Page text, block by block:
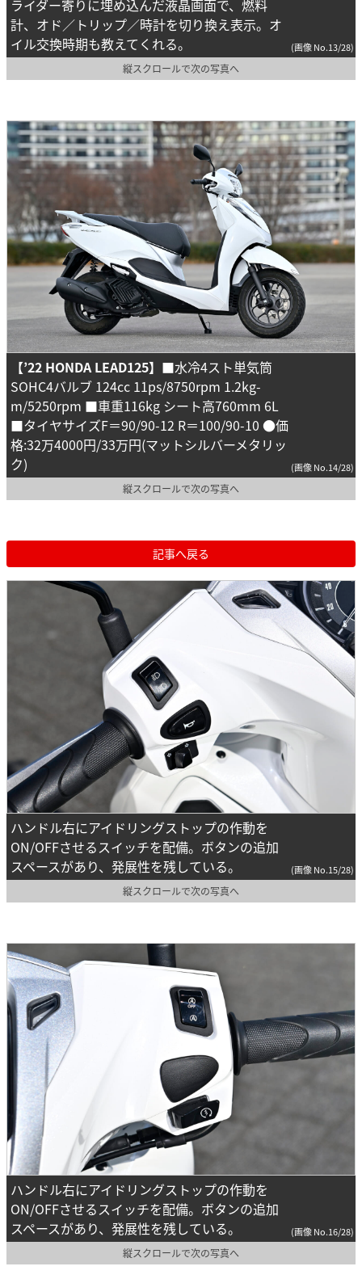
ライダー寄りに埋め込んだ液晶画面で、燃料
計、オド／トリップ／時計を切り換え表示。オ
イル交換時期も教えてくれる。
(画像 No.13/28)
縦スクロールで次の写真へ
【’22 HONDA LEAD125】 ■水冷4スト単気筒
SOHC4バルブ 124cc 11ps/8750rpm 1.2kg-
m/5250rpm ■車重116kg シート高760mm 6L
■タイヤサイズF＝90/90-12 R＝100/90-10 ●価
格:32万4000円/33万円(マットシルバーメタリッ
ク)
(画像 No.14/28)
縦スクロールで次の写真へ
記事へ戻る
ハンドル右にアイドリングストップの作動を
ON/OFFさせるスイッチを配備。ボタンの追加
スペースがあり、発展性を残している。
(画像 No.15/28)
縦スクロールで次の写真へ
ハンドル右にアイドリングストップの作動を
ON/OFFさせるスイッチを配備。ボタンの追加
スペースがあり、発展性を残している。
(画像 No.16/28)
縦スクロールで次の写真へ